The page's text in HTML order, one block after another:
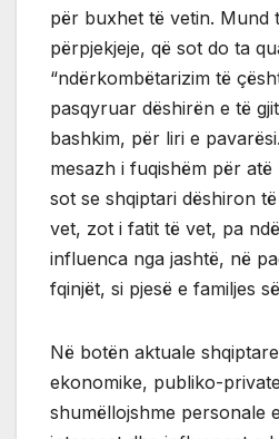
për buxhet të vetin. Mund
përpjekjeje, që sot do ta
“ndërkombëtarizim të
pasqyruar dëshirën e të
bashkim, për liri e
mesazh i fuqishëm për
sot se shqiptari dëshiron
vet, zot i fatit të vet, pa
influenca nga jashtë, në
fqinjët, si pjesë e familjes
Në botën aktuale
ekonomike, publiko-
shumëllojshme personale